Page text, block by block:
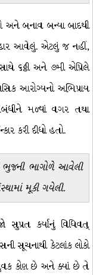
અને બનાવ બન્યા બાદથી
આવેલું. એટલું જ નહીં,
૬ઠ્ઠી અને ૭મી એપ્રિલે
આરોગ્યનો અભિપ્રાય
મળ્યાં વગર તથા
કરી દીધો હતો.
ભુજની ભાગોળે આવેલી
મૂકી ગયેલી.
સુપ્રત કર્યાનું વિધિવત્
સૂચનાથી કેટલાંક લોકો
કોણ છે અને ક્યાં છે તે